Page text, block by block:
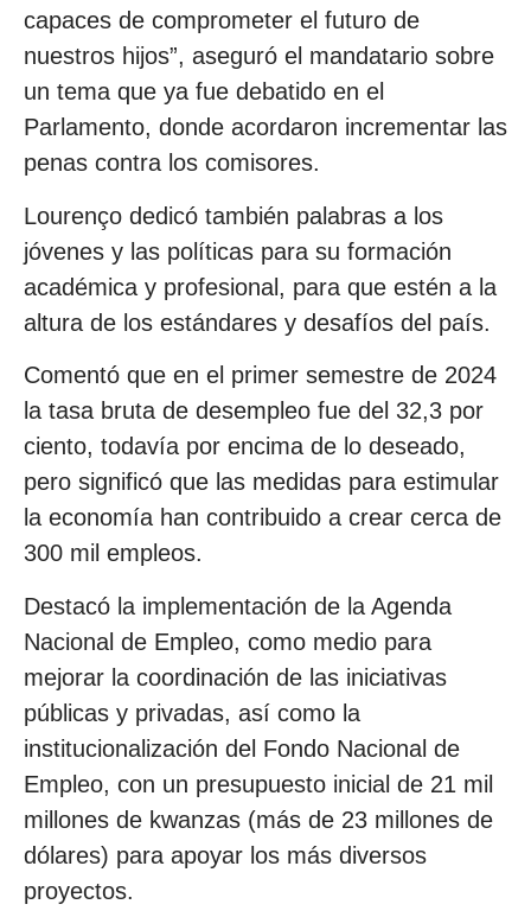
capaces de comprometer el futuro de
nuestros hijos”, aseguró el mandatario sobre
un tema que ya fue debatido en el
Parlamento, donde acordaron incrementar las
penas contra los comisores.
Lourenço dedicó también palabras a los
jóvenes y las políticas para su formación
académica y profesional, para que estén a la
altura de los estándares y desafíos del país.
Comentó que en el primer semestre de 2024
la tasa bruta de desempleo fue del 32,3 por
ciento, todavía por encima de lo deseado,
pero significó que las medidas para estimular
la economía han contribuido a crear cerca de
300 mil empleos.
Destacó la implementación de la Agenda
Nacional de Empleo, como medio para
mejorar la coordinación de las iniciativas
públicas y privadas, así como la
institucionalización del Fondo Nacional de
Empleo, con un presupuesto inicial de 21 mil
millones de kwanzas (más de 23 millones de
dólares) para apoyar los más diversos
proyectos.